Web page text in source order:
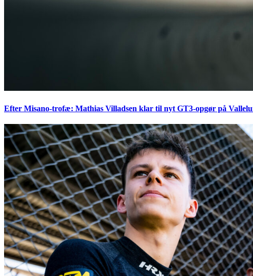
Efter Misano-trofæ: Mathias Villadsen klar til nyt GT3-opgør på